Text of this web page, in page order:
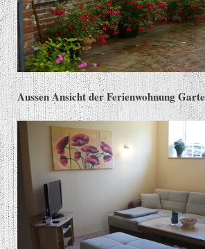
Aussen Ansicht der Ferienwohnung